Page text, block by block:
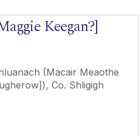
Keegan?]
(Macair Meaothe
Co. Shligigh